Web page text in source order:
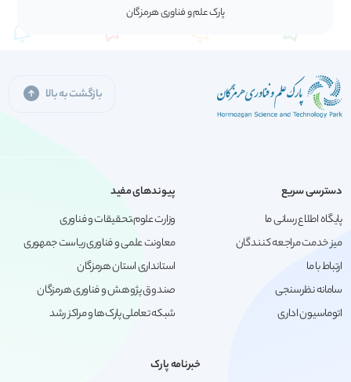
پارک علم و فناوری هرمزگان
بازگشت به بالا
دسترسی سریع
پایگاه اطلاع رسانی ما
میز خدمت مراجعه کنندگان
ارتباط با ما
سامانه نظرسنجی
اتوماسیون اداری
پیوندهای مفید
وزارت علوم،تحقیقات و فناوری
معاونت علمی و فناوری ریاست جمهوری
استانداری استان هرمزگان
صندوق پژوهش و فناوری هرمزگان
شبکه تعاملی پارک‌ها و مراکز رشد
خبرنامه پارک